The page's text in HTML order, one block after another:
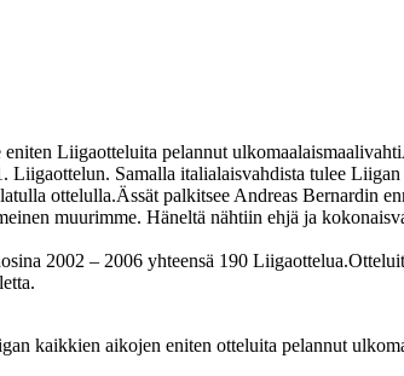
eniten Liigaotteluita pelannut
Liigaottelun. Samalla italialaisvahdista tulee
ottelulla.Ässät palkitsee Andreas
muurimme. Häneltä nähtiin ehjä ja
2002 – 2006 yhteensä 190
kaikkien aikojen eniten otteluita pelannut